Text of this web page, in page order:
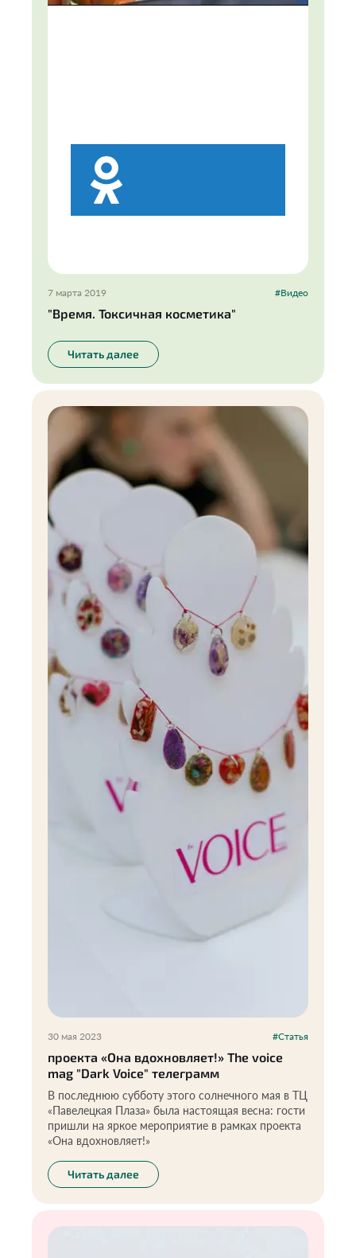
7 марта 2019 #Видео
"Время. Токсичная косметика"
Читать далее
30 мая 2023 #Статья
проекта «Она вдохновляет!» The voice
mag "Dark Voice" телеграмм
В последнюю субботу этого солнечного мая в ТЦ
«Павелецкая Плаза» была настоящая весна: гости
пришли на яркое мероприятие в рамках проекта
«Она вдохновляет!»
Читать далее